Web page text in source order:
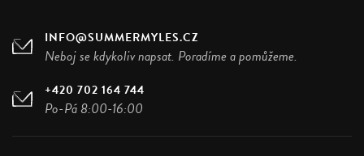
INFO@SUMMERMYLES.CZ
Neboj se kdykoliv napsat. Poradíme a pomůžeme.
+420 702 164 744
Po-Pá 8:00-16:00